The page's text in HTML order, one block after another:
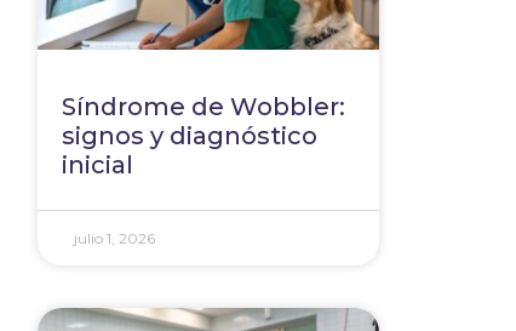
Síndrome de Wobbler:
signos y diagnóstico
inicial
julio 1, 2026